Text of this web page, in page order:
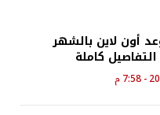
أون لاين بالشهر
كاملة